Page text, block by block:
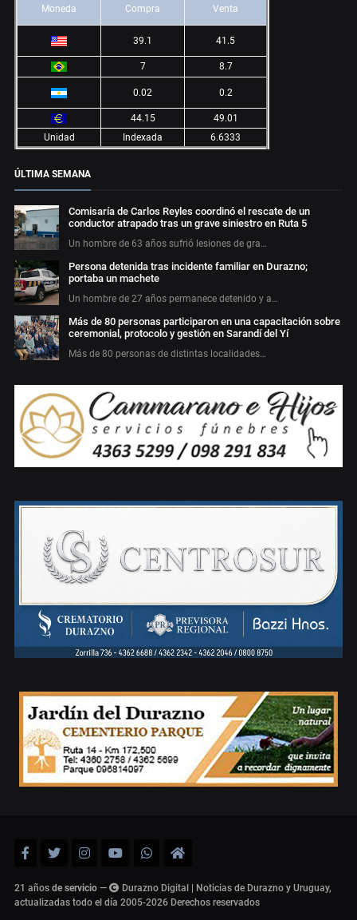
Moneda Compra Venta
39.1 41.5
7 8.7
0.02 0.2
44.15
49.01
Unidad
Indexada 6.6333
ÚLTIMA SEMANA
Comisaría de Carlos Reyles coordinó el rescate de un
conductor atrapado tras un grave siniestro en Ruta 5
Un hombre de 63 años sufrió lesiones de gra…
Persona detenida tras incidente familiar en Durazno;
portaba un machete
Un hombre de 27 años permanece detenido y a…
Más de 80 personas participaron en una capacitación sobre
ceremonial, protocolo y gestión en Sarandí del Yí
Más de 80 personas de distintas localidades…
21 años de servicio —
Durazno Digital | Noticias de Durazno y Uruguay,
actualizadas todo el día 2005-2026 Derechos reservados